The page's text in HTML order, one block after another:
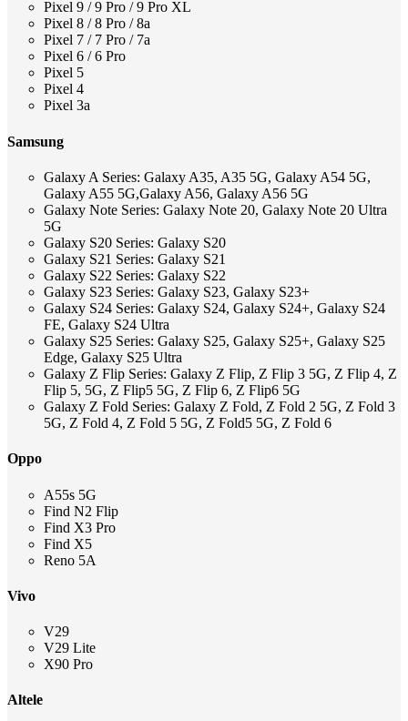
Pixel 9 / 9 Pro / 9 Pro XL
Pixel 8 / 8 Pro / 8a
Pixel 7 / 7 Pro / 7a
Pixel 6 / 6 Pro
Pixel 5
Pixel 4
Pixel 3a
Samsung
Galaxy A Series: Galaxy A35, A35 5G, Galaxy A54 5G,
Galaxy A55 5G,Galaxy A56, Galaxy A56 5G
Galaxy Note Series: Galaxy Note 20, Galaxy Note 20 Ultra
5G
Galaxy S20 Series: Galaxy S20
Galaxy S21 Series: Galaxy S21
Galaxy S22 Series: Galaxy S22
Galaxy S23 Series: Galaxy S23, Galaxy S23+
Galaxy S24 Series: Galaxy S24, Galaxy S24+, Galaxy S24
FE, Galaxy S24 Ultra
Galaxy S25 Series: Galaxy S25, Galaxy S25+, Galaxy S25
Edge, Galaxy S25 Ultra
Galaxy Z Flip Series: Galaxy Z Flip, Z Flip 3 5G, Z Flip 4, Z
Flip 5, 5G, Z Flip5 5G, Z Flip 6, Z Flip6 5G
Galaxy Z Fold Series: Galaxy Z Fold, Z Fold 2 5G, Z Fold 3
5G, Z Fold 4, Z Fold 5 5G, Z Fold5 5G, Z Fold 6
Oppo
A55s 5G
Find N2 Flip
Find X3 Pro
Find X5
Reno 5A
Vivo
V29
V29 Lite
X90 Pro
Altele